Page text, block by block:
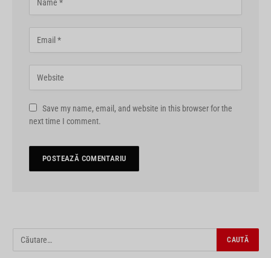
Save my name, email, and website in this browser for the
next time I comment.